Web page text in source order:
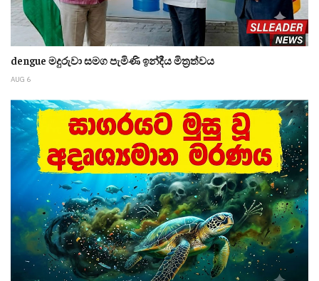
dengue මදුරුවා සමග පැමිණි ඉන්දීය මිත්‍රත්වය
AUG 6